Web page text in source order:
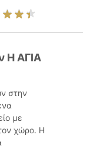
Η ΑΓΙΑ
στην
με
χώρο. Η